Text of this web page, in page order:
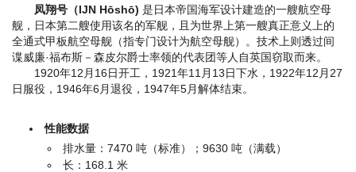
凤翔号（IJN Hōshō) 是日本帝国海军设计建造的一艘航空母
舰，日本第二艘使用该名的军舰，且为世界上第一艘真正意义上的
全通式甲板航空母舰（指专门设计为航空母舰）。技术上则透过间
谍威廉·福布斯－森皮尔爵士率领的代表团等人自英国窃取而来。
1920年12月16日开工，1921年11月13日下水，1922年12月27
日服役，1946年6月退役，1947年5月解体结束。
性能数据
排水量：7470 吨（标准）；9630 吨（满载）
长：168.1 米